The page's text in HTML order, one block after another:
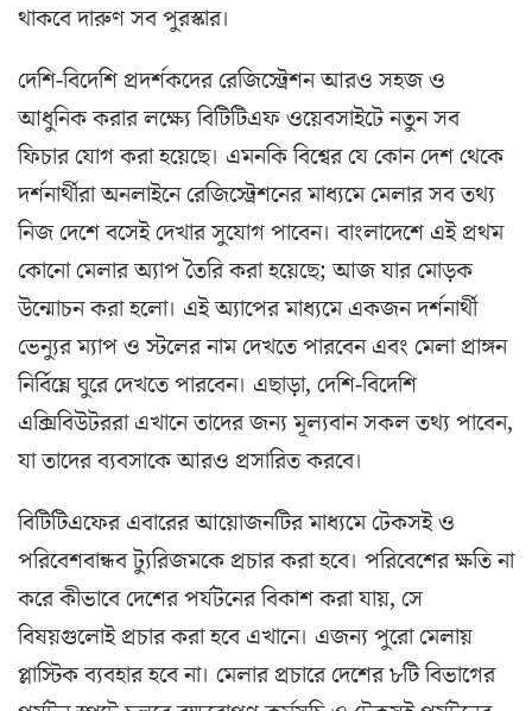
থাকবে দারুণ সব পুরস্কার।
দেশি-বিদেশি প্রদর্শকদের রেজিস্ট্রেশন আরও সহজ ও
আধুনিক করার লক্ষ্যে বিটিটিএফ ওয়েবসাইটে নতুন সব
ফিচার যোগ করা হয়েছে। এমনকি বিশ্বের যে কোন দেশ থেকে
দর্শনার্থীরা অনলাইনে রেজিস্ট্রেশনের মাধ্যমে মেলার সব তথ্য
নিজ দেশে বসেই দেখার সুযোগ পাবেন। বাংলাদেশে এই প্রথম
কোনো মেলার অ্যাপ তৈরি করা হয়েছে; আজ যার মোড়ক
উন্মোচন করা হলো। এই অ্যাপের মাধ্যমে একজন দর্শনার্থী
ভেন্যুর ম্যাপ ও স্টলের নাম দেখতে পারবেন এবং মেলা প্রাঙ্গন
নির্বিঘ্নে ঘুরে দেখতে পারবেন। এছাড়া, দেশি-বিদেশি
এক্সিবিউটররা এখানে তাদের জন্য মূল্যবান সকল তথ্য পাবেন,
যা তাদের ব্যবসাকে আরও প্রসারিত করবে।
বিটিটিএফের এবারের আয়োজনটির মাধ্যমে টেকসই ও
পরিবেশবান্ধব ট্যুরিজমকে প্রচার করা হবে। পরিবেশের ক্ষতি না
করে কীভাবে দেশের পর্যটনের বিকাশ করা যায়, সে
বিষয়গুলোই প্রচার করা হবে এখানে। এজন্য পুরো মেলায়
প্লাস্টিক ব্যবহার হবে না। মেলার প্রচারে দেশের ৮টি বিভাগের